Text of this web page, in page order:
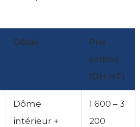
Détail
Prix
estimé
(DH HT)
Dôme
intérieur +
1 600 – 3
200